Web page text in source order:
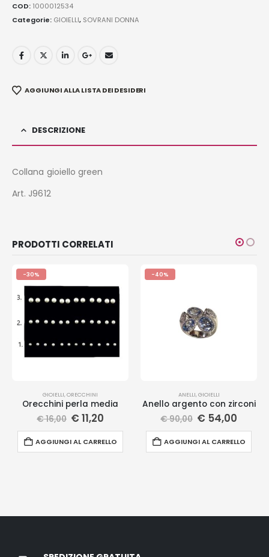
COD: 1000012534
Categorie: GIOIELLI, SOVRANI DONNA
AGGIUNGI ALLA LISTA DEI DESIDERI
DESCRIZIONE
Collana gioiello green
Art. J9612
PRODOTTI CORRELATI
-30%
GIOIELLI,ORECCHINI
Orecchini perla media
€16,00 € 11,20
AGGIUNGI AL CARRELLO
-40%
ANELLI,GIOIELLI
Anello argento con zirconi
€90,00 € 54,00
AGGIUNGI AL CARRELLO